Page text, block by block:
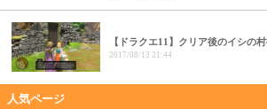
【ドラクエ11】クリア後のイシの
2017/08/13 21:44
人気ページ